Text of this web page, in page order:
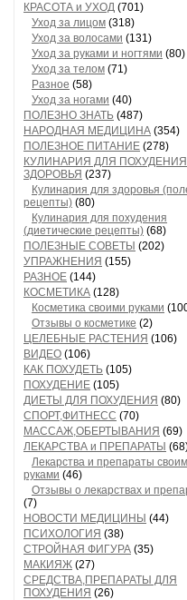
КРАСОТА и УХОД (701)
Уход за лицом (318)
Уход за волосами (131)
Уход за руками и ногтями (80)
Уход за телом (71)
Разное (58)
Уход за ногами (40)
ПОЛЕЗНО ЗНАТЬ (487)
НАРОДНАЯ МЕДИЦИНА (354)
ПОЛЕЗНОЕ ПИТАНИЕ (278)
КУЛИНАРИЯ ДЛЯ ПОХУДЕНИЯ
ЗДОРОВЬЯ (237)
Кулинария для здоровья
рецепты) (80)
Кулинария для похудения
(диетические рецепты) (68)
ПОЛЕЗНЫЕ СОВЕТЫ (202)
УПРАЖНЕНИЯ (155)
РАЗНОЕ (144)
КОСМЕТИКА (128)
Косметика своими руками
Отзывы о косметике (2)
ЦЕЛЕБНЫЕ РАСТЕНИЯ (106)
ВИДЕО (106)
КАК ПОХУДЕТЬ (105)
ПОХУДЕНИЕ (105)
ДИЕТЫ ДЛЯ ПОХУДЕНИЯ (80)
СПОРТ,ФИТНЕСС (70)
МАССАЖ,ОБЕРТЫВАНИЯ (69)
ЛЕКАРСТВА и ПРЕПАРАТЫ
Лекарства и препараты
руками (46)
Отзывы о лекарствах и
(7)
НОВОСТИ МЕДИЦИНЫ (44)
ПСИХОЛОГИЯ (38)
СТРОЙНАЯ ФИГУРА (35)
МАКИЯЖ (27)
СРЕДСТВА,ПРЕПАРАТЫ ДЛЯ
ПОХУДЕНИЯ (26)